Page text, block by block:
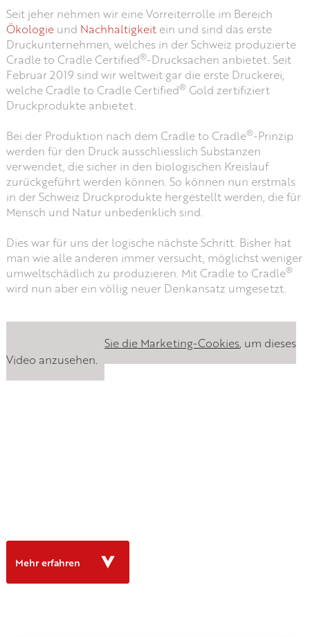
Seit jeher nehmen wir eine Vorreiterrolle im Bereich
Ökologieund Nachhaltigkeitein und sind das erste
Druckunternehmen, welches in der Schweiz produzierte
Cradle to Cradle Certified®-Drucksachen anbietet. Seit
Februar 2019 sind wir weltweit gar die erste Druckerei,
welche Cradle to Cradle Certified®Gold zertifiziert
Druckprodukte anbietet.
Bei der Produktion nach dem Cradle to Cradle®-Prinzip
werden für den Druck ausschliesslich Substanzen
verwendet, die sicher in den biologischen Kreislauf
zurückgeführt werden können. So können nun erstmals
in der Schweiz Druckprodukte hergestellt werden, die für
Mensch und Natur unbedenklich sind.
Dies war für uns der logische nächste Schritt. Bisher hat
man wie alle anderen immer versucht, möglichst weniger
umweltschädlich zu produzieren. Mit Cradle to Cradle®
wird nun aber ein völlig neuer Denkansatz umgesetzt.
akzeptieren Sie die Marketing-Cookies, um dieses
Video anzusehen.
Mehr erfahren